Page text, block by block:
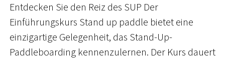
Entdecken Sie den Reiz des SUP Der
Einführungskurs Stand up paddle bietet eine
einzigartige Gelegenheit, das Stand-Up-
Paddleboarding kennenzulernen. Der Kurs dauert